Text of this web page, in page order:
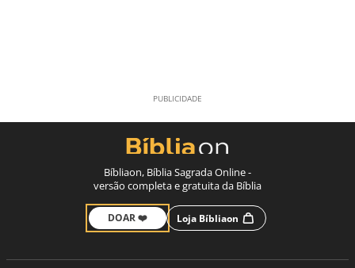
Bíbliaon, Bíblia Sagrada Online -
versão completa e gratuita da Bíblia
DOAR ❤️ Loja Bíbliaon